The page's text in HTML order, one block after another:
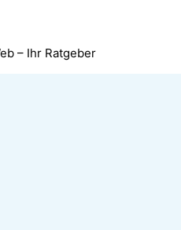
– Ihr Ratgeber